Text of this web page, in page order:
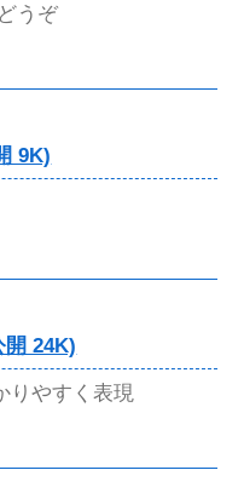
うぞ
9K)
開 24K)
りやすく表現